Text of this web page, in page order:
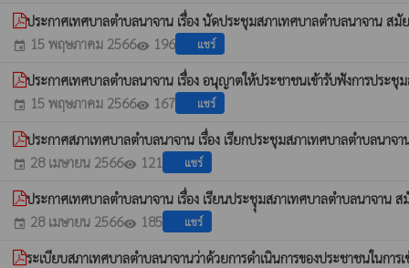
ประกาศเทศบาลตำบลนาจาน เรื่อง นัดประชุมสภาเทศบาลตำบลนาจาน
event 15 พฤษภาคม 2566visibility 196 แชร์
ประกาศเทศบาลตำบลนาจาน เรื่อง อนุญาตให้ประชาชนเข้ารับฟังการป
event 15 พฤษภาคม 2566visibility 167 แชร์
ประกาศสภาเทศบาลตำบลนาจาน เรื่อง เรียกประชุมสภาเทศบาลตำบลน
event 28 เมษายน 2566visibility 121 แชร์
ประกาศเทศบาลตำบลนาจาน เรื่อง เรียนประชุุมสภาเทศบาลตำบลนาจา
event 28 เมษายน 2566visibility 185 แชร์
ระเบียบสภาเทศบาลตำบลนาจานว่าด้วยการดำเนินการของประชาชนในก